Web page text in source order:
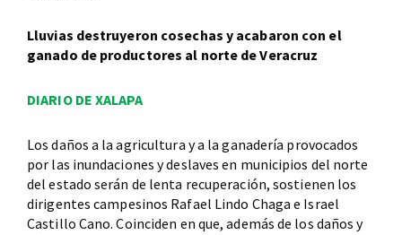
Lluvias destruyeron cosechas y acabaron con el
ganado de productores al norte de Veracruz
DIARIO DE XALAPA
Los daños a la agricultura y a la ganadería provocados
por las inundaciones y deslaves en municipios del norte
del estado serán de lenta recuperación, sostienen los
dirigentes campesinos Rafael Lindo Chaga e Israel
Castillo Cano. Coinciden en que, además de los daños y